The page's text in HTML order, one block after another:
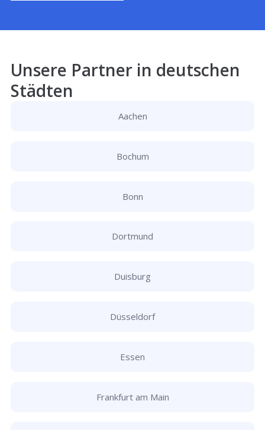
Unsere Partner in deutschen
Städten
Aachen
Bochum
Bonn
Dortmund
Duisburg
Düsseldorf
Essen
Frankfurt am Main